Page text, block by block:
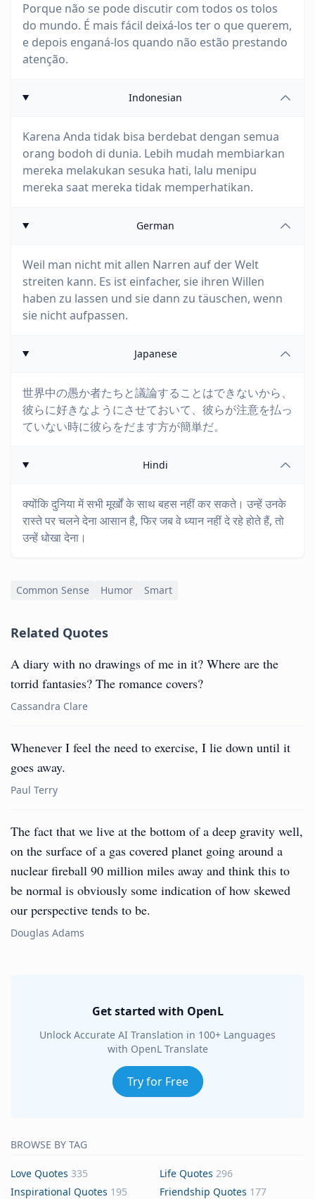
Porque não se pode discutir com todos os tolos
do mundo. É mais fácil deixá-los ter o que querem,
e depois enganá-los quando não estão prestando
atenção.
Indonesian
Karena Anda tidak bisa berdebat dengan semua
orang bodoh di dunia. Lebih mudah membiarkan
mereka melakukan sesuka hati, lalu menipu
mereka saat mereka tidak memperhatikan.
German
Weil man nicht mit allen Narren auf der Welt
streiten kann. Es ist einfacher, sie ihren Willen
haben zu lassen und sie dann zu täuschen, wenn
sie nicht aufpassen.
Japanese
世界中の愚か者たちと議論することはできないから、
彼らに好きなようにさせておいて、彼らが注意を払っ
ていない時に彼らをだます方が簡単だ。
Hindi
क्योंकि दुनिया में सभी मूर्खों के साथ बहस नहीं कर सकते। उन्हें उनके
रास्ते पर चलने देना आसान है, फिर जब वे ध्यान नहीं दे रहे होते हैं, तो
उन्हें धोखा देना।
Common Sense Humor Smart
Related Quotes
A diary with no drawings of me in it? Where are the
torrid fantasies? The romance covers?
Cassandra Clare
Whenever I feel the need to exercise, I lie down until it
goes away.
Paul Terry
The fact that we live at the bottom of a deep gravity well,
on the surface of a gas covered planet going around a
nuclear fireball 90 million miles away and think this to
be normal is obviously some indication of how skewed
our perspective tends to be.
Douglas Adams
Get started with OpenL
Unlock Accurate AI Translation in 100+ Languages
with OpenL Translate
Try for Free
BROWSE BY TAG
Love Quotes 335 Life Quotes 296
Inspirational Quotes 195 Friendship Quotes 177